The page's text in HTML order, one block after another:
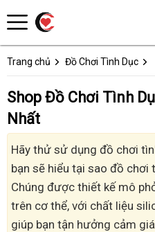
Trang chủ Đồ Chơi Tình Dục
Shop Đồ Chơi Tình
Nhất
Hãy thử sử dụng đồ chơi
bạn sẽ hiểu tại sao đồ chơi
Chúng được thiết kế mô
trên cơ thể, với chất liệu
giúp bạn tận hưởng cảm